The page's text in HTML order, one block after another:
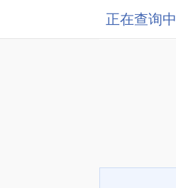
正在查询中